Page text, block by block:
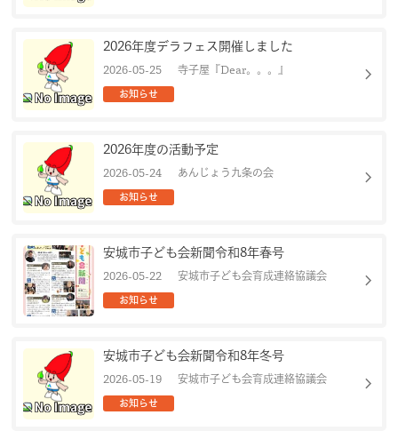
2026年度デラフェス開催しました
2026-05-25 寺子屋『Dear。。。』
お知らせ
chevron_right
2026年度の活動予定
2026-05-24 あんじょう九条の会
お知らせ
chevron_right
安城市子ども会新聞令和8年春号
2026-05-22 安城市子ども会育成連絡協議会
お知らせ
chevron_right
安城市子ども会新聞令和8年冬号
2026-05-19 安城市子ども会育成連絡協議会
お知らせ
chevron_right